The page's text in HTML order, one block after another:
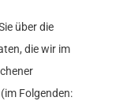
über die
die wir im
Folgenden: